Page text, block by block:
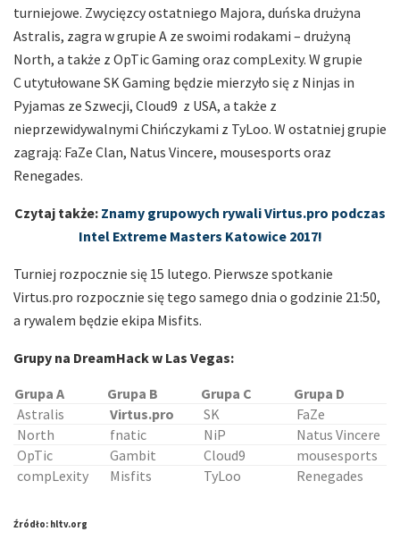
turniejowe. Zwycięzcy ostatniego Majora, duńska drużyna
Astralis, zagra w grupie A ze swoimi rodakami – drużyną
North, a także z OpTic Gaming oraz compLexity. W grupie
C utytułowane SK Gaming będzie mierzyło się z Ninjas in
Pyjamas ze Szwecji, Cloud9 z USA, a także z
nieprzewidywalnymi Chińczykami z TyLoo. W ostatniej grupie
zagrają: FaZe Clan, Natus Vincere, mousesports oraz
Renegades.
Czytaj także: Znamy grupowych rywali Virtus.pro podczas
Intel Extreme Masters Katowice 2017!
Turniej rozpocznie się 15 lutego. Pierwsze spotkanie
Virtus.pro rozpocznie się tego samego dnia o godzinie 21:50,
a rywalem będzie ekipa Misfits.
Grupy na DreamHack w Las Vegas:
Grupa A
Grupa B Grupa C
Grupa D
Astralis
Virtus.pro SK
FaZe
North
fnatic NiP
Natus Vincere
OpTic
Gambit Cloud9
mousesports
compLexity
Misfits TyLoo Renegades
Źródło: hltv.org